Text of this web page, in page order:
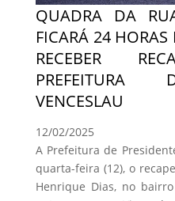
QUADRA DA
FICARÁ 24
RECEBER
PREFEITURA
VENCESLAU
12/02/2025
A Prefeitura de
quarta-feira (12), o
Henrique Dias, no